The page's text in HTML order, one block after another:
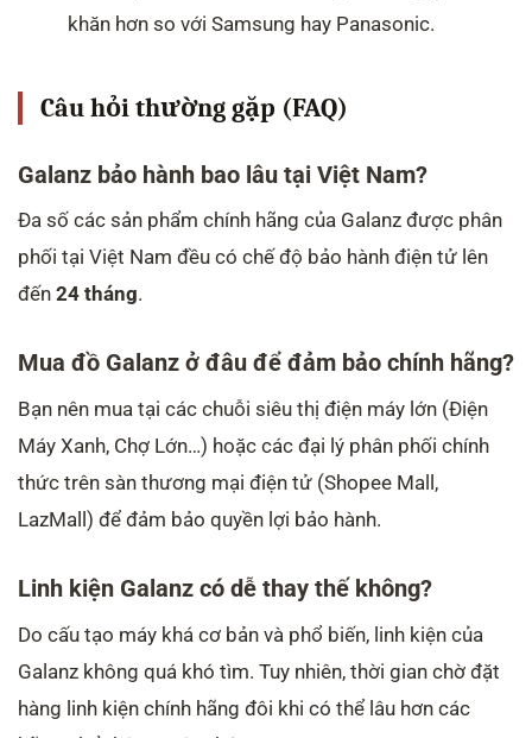
khăn hơn so với Samsung hay Panasonic.
Câu hỏi thường gặp (FAQ)
Galanz bảo hành bao lâu tại Việt Nam?
Đa số các sản phẩm chính hãng của Galanz được phân
phối tại Việt Nam đều có chế độ bảo hành điện tử lên
đến 24 tháng.
Mua đồ Galanz ở đâu để đảm bảo chính hãng?
Bạn nên mua tại các chuỗi siêu thị điện máy lớn (Điện
Máy Xanh, Chợ Lớn…) hoặc các đại lý phân phối chính
thức trên sàn thương mại điện tử (Shopee Mall,
LazMall) để đảm bảo quyền lợi bảo hành.
Linh kiện Galanz có dễ thay thế không?
Do cấu tạo máy khá cơ bản và phổ biến, linh kiện của
Galanz không quá khó tìm. Tuy nhiên, thời gian chờ đặt
hàng linh kiện chính hãng đôi khi có thể lâu hơn các